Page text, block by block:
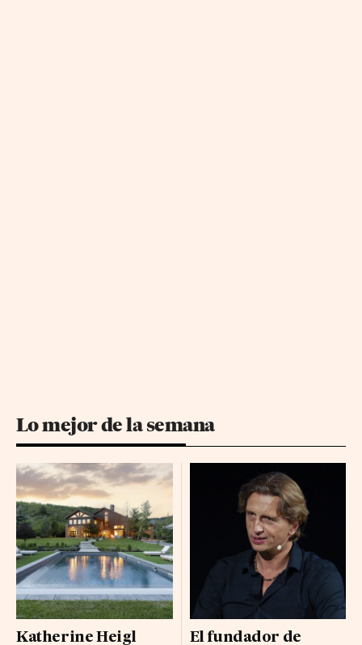
Lo mejor de la semana
Katherine Heigl
El fundador de